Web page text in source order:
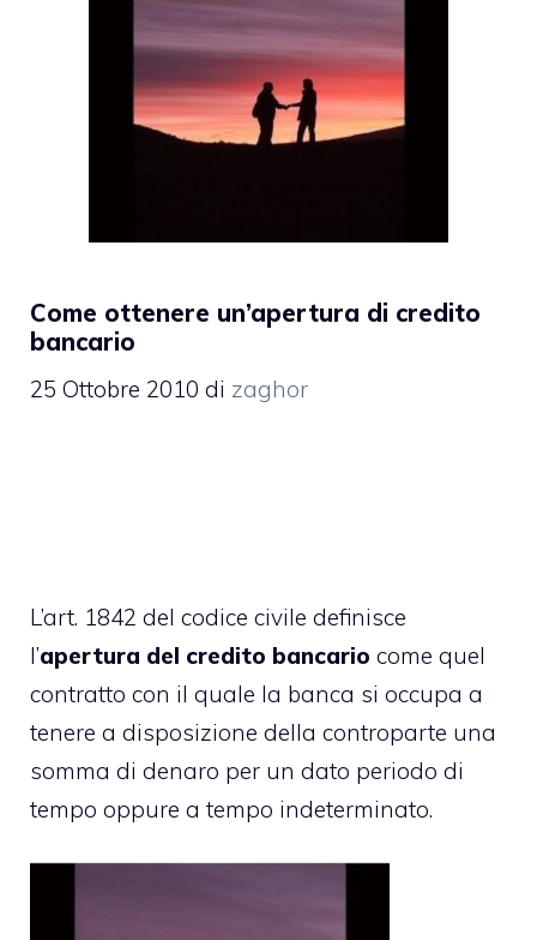
Come ottenere un’apertura di credito
bancario
25 Ottobre 2010 di zaghor
L’art. 1842 del codice civile definisce
l’apertura del credito bancario come quel
contratto con il quale la banca si occupa a
tenere a disposizione della controparte una
somma di denaro per un dato periodo di
tempo oppure a tempo indeterminato.